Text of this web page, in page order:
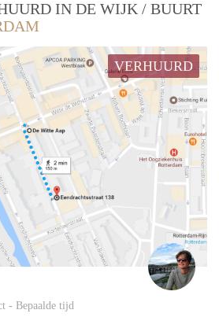
IN DE WIJK / BUURT
VERHUURD
- Bepaalde tijd